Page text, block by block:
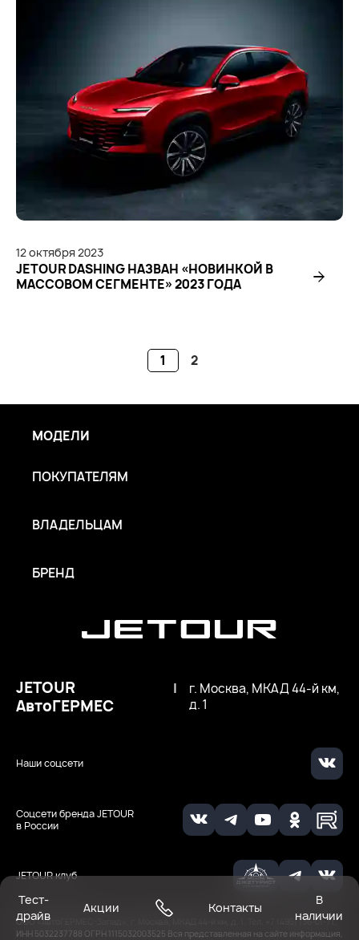
12октября2023
JETOUR DASHING НАЗВАН «НОВИНКОЙ В
МАССОВОМ СЕГМЕНТЕ» 2023 ГОДА
1 2
JETOUR клуб
Соцсети бренда JETOUR
в России
Наши соцсети
JETOUR
АвтоГЕРМЕС
|
г. Москва, МКАД 44-й км,
д. 1
МОДЕЛИ
ПОКУПАТЕЛЯМ
ВЛАДЕЛЬЦАМ
БРЕНД
ООО ‭«АвтоГЕРМЕС-Запад», г. Москва, МКАД 44-й км, д. 1. Тел. +7 (495) 136-01-71,
ИНН 5032237788 ОГРН 1115032003525 Вся представленная на сайте информация,
Тест-
драйв
Акции Контакты
В
наличии